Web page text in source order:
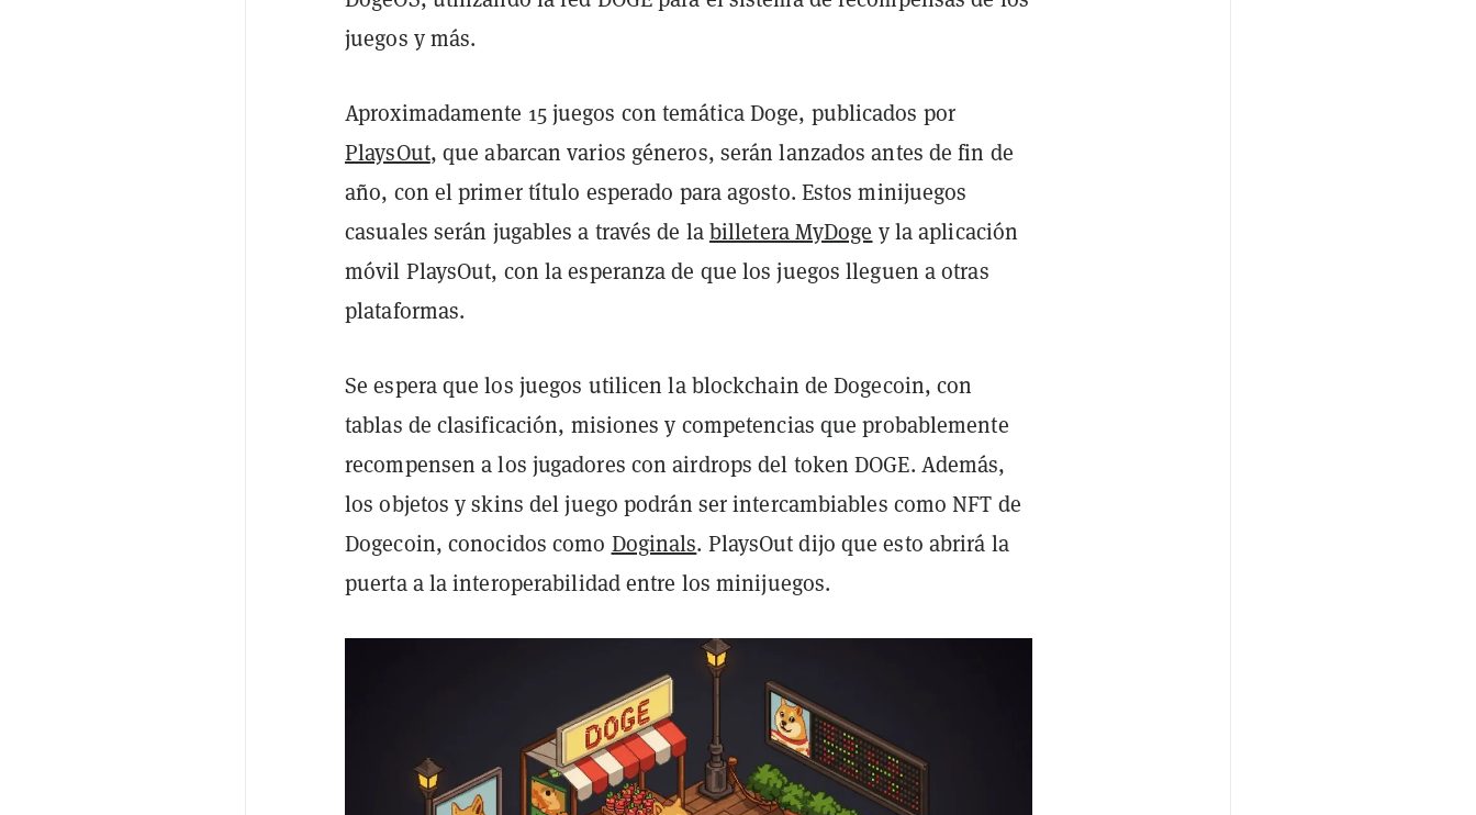
juegos y más.
Aproximadamente 15 juegos con temática Doge, publicados por
PlaysOut, que abarcan varios géneros, serán lanzados antes de fin de
año, con el primer título esperado para agosto. Estos minijuegos
casuales serán jugables a través de labilletera MyDoge y la aplicación
móvil PlaysOut, con la esperanza de que los juegos lleguen a otras
plataformas.
Se espera que los juegos utilicen la blockchain de Dogecoin, con
tablas de clasificación, misiones y competencias que probablemente
recompensen a los jugadores con airdrops del token DOGE. Además,
los objetos y skins del juego podrán ser intercambiables como NFT de
Dogecoin, conocidos como Doginals. PlaysOut dijo que esto abrirá la
puerta a la interoperabilidad entre los minijuegos.